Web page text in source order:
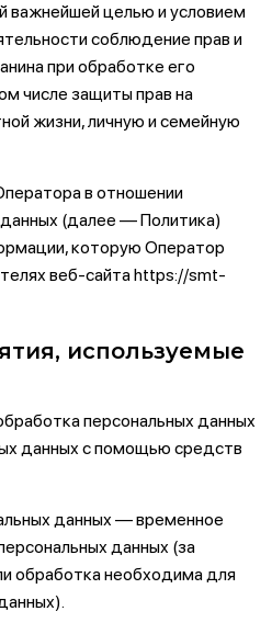
важнейшей целью и условием
соблюдение прав и
при обработке его
числе защиты прав на
жизни, личную и семейную
в отношении
(далее — Политика)
которую Оператор
веб-сайта https://smt-
используемые
персональных данных
данных с помощью средств
данных — временное
данных (за
обработка необходима для